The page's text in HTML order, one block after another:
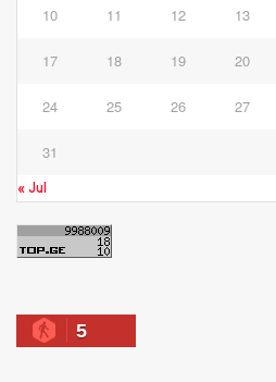
10 11 12 13
17 18 19 20
24 25 26 27
31
« Jul
5